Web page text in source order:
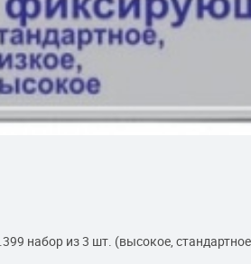
набор из 3 шт. (высокое,